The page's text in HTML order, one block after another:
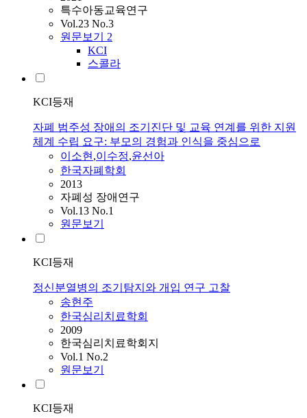
특수아동교육연구
Vol.23 No.3
원문보기 2
KCI
스콜라
KCI등재
자폐 범주성 장애의 조기진단 및 교육 연계를 위한 지원
체계 수립 요구: 부모의 경험과 인식을 중심으로
이소현,이수정,윤선아
한국자폐학회
2013
자폐성 장애연구
Vol.13 No.1
원문보기
KCI등재
정신분열병의 조기탐지와 개입 연구 고찰
송현주
한국심리치료학회
2009
한국심리치료학회지
Vol.1 No.2
원문보기
KCI등재